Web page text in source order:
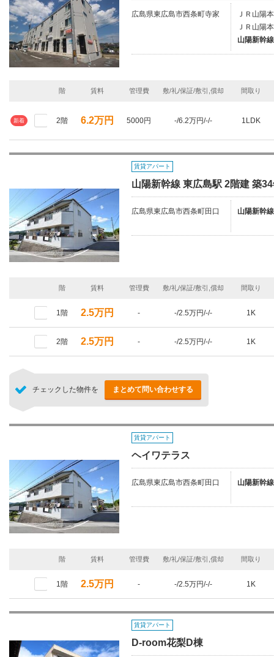
広島県東広島市西条町寺家
ＪＲ山陽
ＪＲ山陽
山陽新幹
階 賃料 管理費 敷/礼/保証/敷引,償却 間取り
新着 2階 6.2万円 5000円 -/6.2万円/-/- 1LDK
賃貸アパート
山陽新幹線 東広島駅 2階建 築
広島県東広島市西条町田口 山陽新幹
階 賃料 管理費 敷/礼/保証/敷引,償却 間取り
1階 2.5万円 - -/2.5万円/-/- 1K
2階 2.5万円 - -/2.5万円/-/- 1K
チェックした物件を まとめて問い合わせする
賃貸アパート
ヘイワテラス
広島県東広島市西条町田口 山陽新幹
階 賃料 管理費 敷/礼/保証/敷引,償却 間取り
1階 2.5万円 - -/2.5万円/-/- 1K
賃貸アパート
D-room花梨D棟